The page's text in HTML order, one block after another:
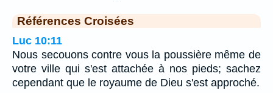
Références Croisées
Luc 10:11
Nous secouons contre vous la poussière même de
votre ville qui s'est attachée à nos pieds; sachez
cependant que le royaume de Dieu s'est approché.